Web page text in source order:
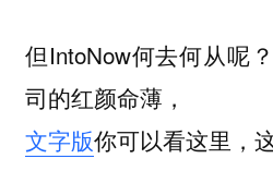
但IntoNow何去何从呢
司的红颜命薄，
文字版你可以看这里，